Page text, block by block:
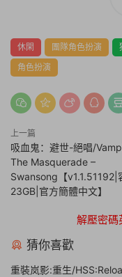
休閑 團隊角色扮演
角色扮演
上一篇
吸血鬼：避世-絕唱/
The Masquerade –
Swansong【v1.1.51192|
23GB|官方簡體中文】
解壓密碼
猜你喜歡
重裝岚影:重生/